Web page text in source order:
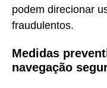
podem direcionar
fraudulentos.
Medidas
navegação